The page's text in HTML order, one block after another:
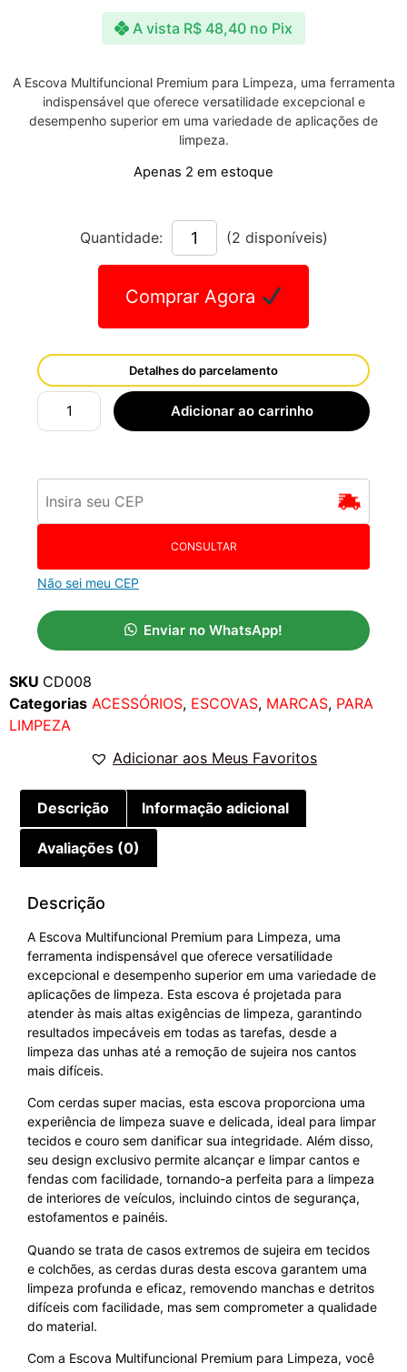
A vista R$ 48,40 no Pix
A Escova Multifuncional Premium para Limpeza, uma ferramenta
indispensável que oferece versatilidade excepcional e
desempenho superior em uma variedade de aplicações de
limpeza.
Apenas 2 em estoque
Quantidade: (2 disponíveis)
Comprar Agora
Detalhes do parcelamento
Adicionar ao carrinho
CONSULTAR
Não sei meu CEP
Enviar no WhatsApp!
SKU CD008
Categorias ACESSÓRIOS, ESCOVAS, MARCAS, PARA
LIMPEZA
Adicionar aos Meus Favoritos
Descrição Informação adicional
Avaliações (0)
Descrição
A Escova Multifuncional Premium para Limpeza, uma
ferramenta indispensável que oferece versatilidade
excepcional e desempenho superior em uma variedade de
aplicações de limpeza. Esta escova é projetada para
atender às mais altas exigências de limpeza, garantindo
resultados impecáveis em todas as tarefas, desde a
limpeza das unhas até a remoção de sujeira nos cantos
mais difíceis.
Com cerdas super macias, esta escova proporciona uma
experiência de limpeza suave e delicada, ideal para limpar
tecidos e couro sem danificar sua integridade. Além disso,
seu design exclusivo permite alcançar e limpar cantos e
fendas com facilidade, tornando-a perfeita para a limpeza
de interiores de veículos, incluindo cintos de segurança,
estofamentos e painéis.
Quando se trata de casos extremos de sujeira em tecidos
e colchões, as cerdas duras desta escova garantem uma
limpeza profunda e eficaz, removendo manchas e detritos
difíceis com facilidade, mas sem comprometer a qualidade
do material.
Com a Escova Multifuncional Premium para Limpeza, você